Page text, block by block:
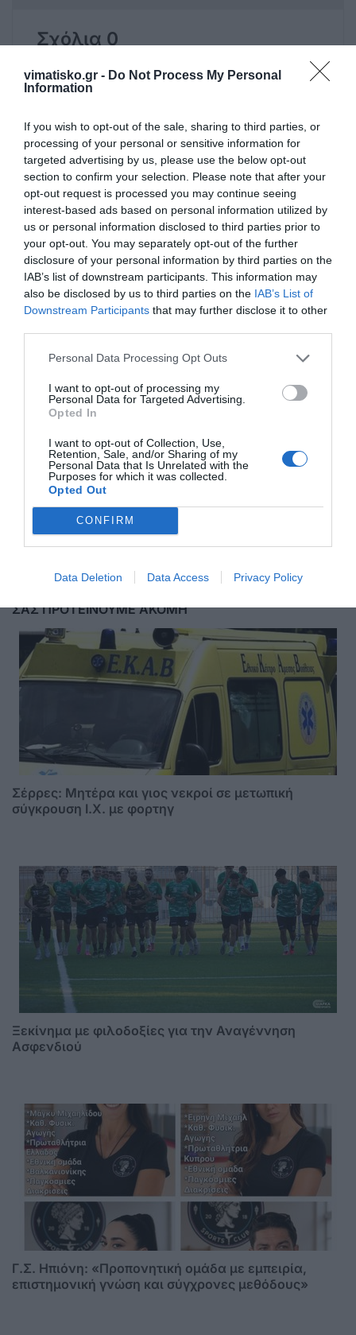
vimatisko.gr - Do Not Process My Personal
Information
If you wish to opt-out of the sale, sharing to third parties, or
processing of your personal or sensitive information for
targeted advertising by us, please use the below opt-out
section to confirm your selection. Please note that after your
opt-out request is processed you may continue seeing
interest-based ads based on personal information utilized by
us or personal information disclosed to third parties prior to
your opt-out. You may separately opt-out of the further
disclosure of your personal information by third parties on the
IAB’s list of downstream participants. This information may
also be disclosed by us to third parties on the IAB’s List of
Downstream Participants that may further disclose it to other
Personal Data Processing Opt Outs
I want to opt-out of processing my
Personal Data for Targeted Advertising.
Opted In
I want to opt-out of Collection, Use,
Retention, Sale, and/or Sharing of my
Personal Data that Is Unrelated with the
Purposes for which it was collected.
Opted Out
CONFIRM
Data Deletion Data Access Privacy Policy
Σχόλια 0
Πρόσθεσε ένα σχόλιο
ΟΝΟΜΑ
ΣΧΟΛΙΟ
Αποστολή
ΣΑΣ ΠΡΟΤΕΙΝΟΥΜΕ ΑΚΟΜΗ
Σέρρες: Μητέρα και γιος νεκροί σε μετωπική
σύγκρουση Ι.Χ. με φορτηγ
Ξεκίνημα με φιλοδοξίες για την Αναγέννηση
Ασφενδιού
Γ.Σ. Ηπιόνη: «Προπονητική ομάδα με εμπειρία,
επιστημονική γνώση και σύγχρονες μεθόδους»